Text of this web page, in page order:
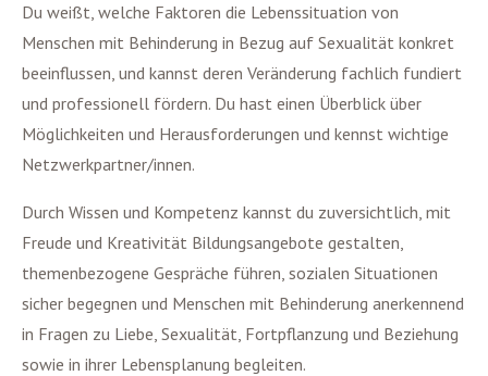
Du weißt, welche Faktoren die Lebenssituation von
Menschen mit Behinderung in Bezug auf Sexualität konkret
beeinflussen, und kannst deren Veränderung fachlich fundiert
und professionell fördern. Du hast einen Überblick über
Möglichkeiten und Herausforderungen und kennst wichtige
Netzwerkpartner/innen.
Durch Wissen und Kompetenz kannst du zuversichtlich, mit
Freude und Kreativität Bildungsangebote gestalten,
themenbezogene Gespräche führen, sozialen Situationen
sicher begegnen und Menschen mit Behinderung anerkennend
in Fragen zu Liebe, Sexualität, Fortpflanzung und Beziehung
sowie in ihrer Lebensplanung begleiten.